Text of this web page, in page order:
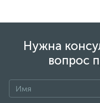
ювелирному
сайте могут
реальных из-за
Нужна
вопрос